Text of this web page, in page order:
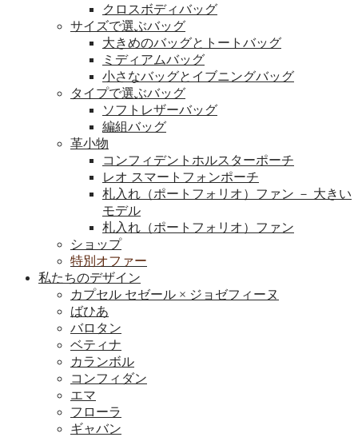
クロスボディバッグ
サイズで選ぶバッグ
大きめのバッグとトートバッグ
ミディアムバッグ
小さなバッグとイブニングバッグ
タイプで選ぶバッグ
ソフトレザーバッグ
編組バッグ
革小物
コンフィデントホルスターポーチ
レオ スマートフォンポーチ
札入れ（ポートフォリオ）ファン － 大きい
モデル
札入れ（ポートフォリオ）ファン
ショップ
特別オファー
私たちのデザイン
カプセル セゼール × ジョゼフィーヌ
ばひあ
バロタン
ベティナ
カランボル
コンフィダン
エマ
フローラ
ギャバン